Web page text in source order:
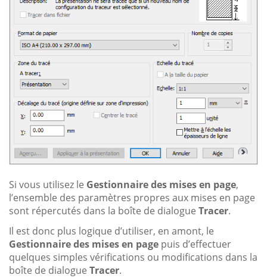
Si vous utilisez le Gestionnaire des mises en page,
l’ensemble des paramètres propres aux mises en page
sont répercutés dans la boîte de dialogue Tracer.
Il est donc plus logique d’utiliser, en amont, le
Gestionnaire des mises en page puis d’effectuer
quelques simples vérifications ou modifications dans la
boîte de dialogue Tracer.